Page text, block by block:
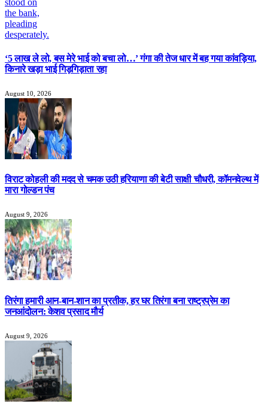
‘5 लाख ले लो, बस मेरे भाई को बचा लो…’ गंगा की तेज धार में बह गया कांवड़िया,
किनारे खड़ा भाई गिड़गिड़ाता रहा
August 10, 2026
विराट कोहली की मदद से चमक उठी हरियाणा की बेटी साक्षी चौधरी, कॉमनवेल्थ में
मारा गोल्डन पंच
August 9, 2026
तिरंगा हमारी आन-बान-शान का प्रतीक, हर घर तिरंगा बना राष्ट्रप्रेम का
जनआंदोलन: केशव प्रसाद मौर्य
August 9, 2026